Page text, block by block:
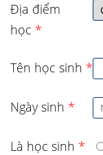
Địa điểm
học *
Tên học sinh *
Ngày sinh *
Là học sinh *